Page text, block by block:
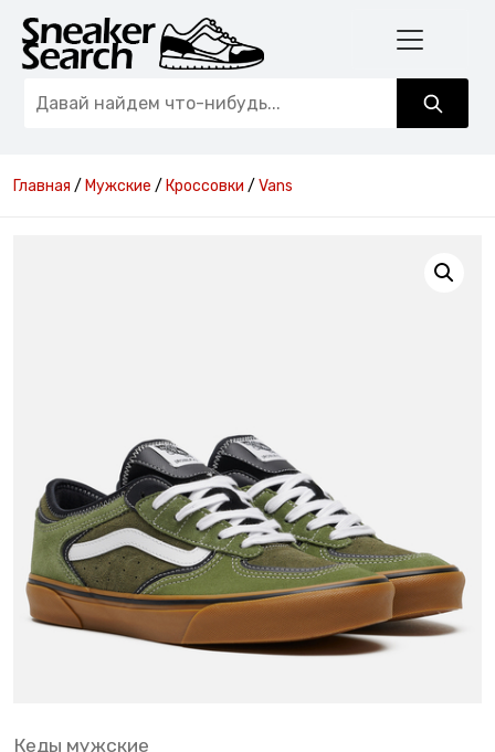
Главная / Мужские / Кроссовки / Vans
Кеды мужские